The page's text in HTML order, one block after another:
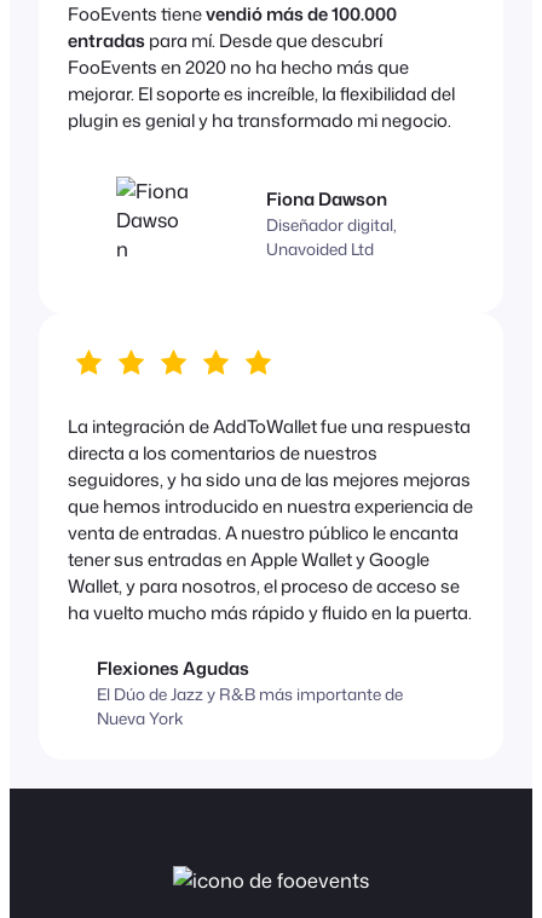
FooEvents tienevendió más de 100.000
entradaspara mí. Desde que descubrí
FooEvents en 2020 no ha hecho más que
mejorar. El soporte es increíble, la flexibilidad del
plugin es genial y ha transformado mi negocio.
Fiona Dawson
Diseñador digital,
Unavoided Ltd
La integración de AddToWallet fue una respuesta
directa a los comentarios de nuestros
seguidores, y ha sido una de las mejores mejoras
que hemos introducido en nuestra experiencia de
venta de entradas. A nuestro público le encanta
tener sus entradas en Apple Wallet y Google
Wallet, y para nosotros, el proceso de acceso se
ha vuelto mucho más rápido y fluido en la puerta.
Flexiones Agudas
El Dúo de Jazz y R&B más importante de
Nueva York